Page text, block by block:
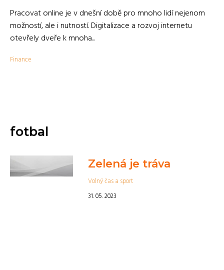
Pracovat online je v dnešní době pro mnoho lidí nejenom
možností, ale i nutností. Digitalizace a rozvoj internetu
otevřely dveře k mnoha...
Finance
fotbal
Zelená je tráva
Volný čas a sport
31. 05. 2023